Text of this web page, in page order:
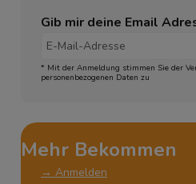
Gib mir deine Email
* Mit der Anmeldung stimmen Sie der
personenbezogenen Daten zu
Mehr Bekommen
→ Anmelden